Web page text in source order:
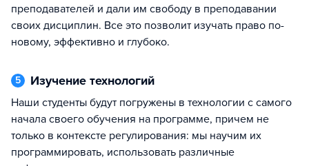
преподавателей и дали им свободу в преподавании
своих дисциплин. Все это позволит изучать право по-
новому, эффективно и глубоко.
5 Изучение технологий
Наши студенты будут погружены в технологии с самого
начала своего обучения на программе, причем не
только в контексте регулирования: мы научим их
программировать, использовать различные